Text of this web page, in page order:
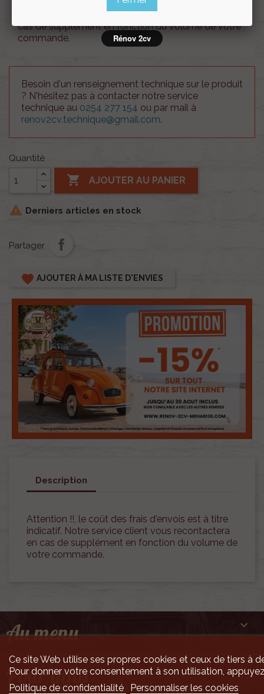
Attention !!, le coût des frais d'envois est à titre
indicatif. Notre service client vous recontactera en
cas de supplément en fonction du volume de votre
commande.
Besoin d'un renseignement technique sur le produit
? N'hésitez pas à contacter notre service
technique au 0254 277 154 ou par mail à
renov2cv.technique@gmail.com.
Quantité
 AJOUTER AU PANIER
 Derniers articles en stock
Partager
favorite AJOUTER À MA LISTE D'ENVIES
Description
Attention !!, le coût des frais d'envois est à titre
indicatif. Notre service client vous recontactera
en cas de supplément en fonction du volume de
votre commande.
Au menu 
Pour infos 
Ce site Web utilise ses propres cookies et ceux de tiers à
Pour donner votre consentement à son utilisation,
Politique de confidentialité
Personnaliser les cookies
Rénov 2cv